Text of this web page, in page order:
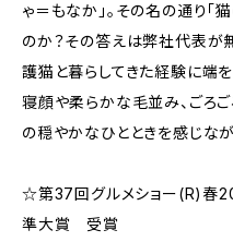
ゃ＝もなか」。その名の通り「
のか？その答えは弊社代表が
護猫と暮らしてきた経験に端
寝顔や柔らかな毛並み、ごろ
の穏やかなひとときを感じな
☆第37回グルメショー(R)春
準大賞 受賞